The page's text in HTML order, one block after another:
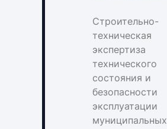
Строительно-
техническая
экспертиза
технического
состояния и
безопасности
эксплуатации
муниципальных